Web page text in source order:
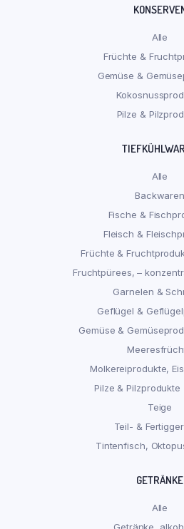
Alle
Früchte &
Gemüse &
Pilze &
Alle
Backwaren
Fische &
Fleisch &
Früchte &
Fruchtpürees, –
Garnelen &
Geflügel &
Gemüse &
Molkereiprodukte,
Pilze & Pilzprodukte
Teige
Teil- &
Tintenfisch,
GETRÄNKE
Alle